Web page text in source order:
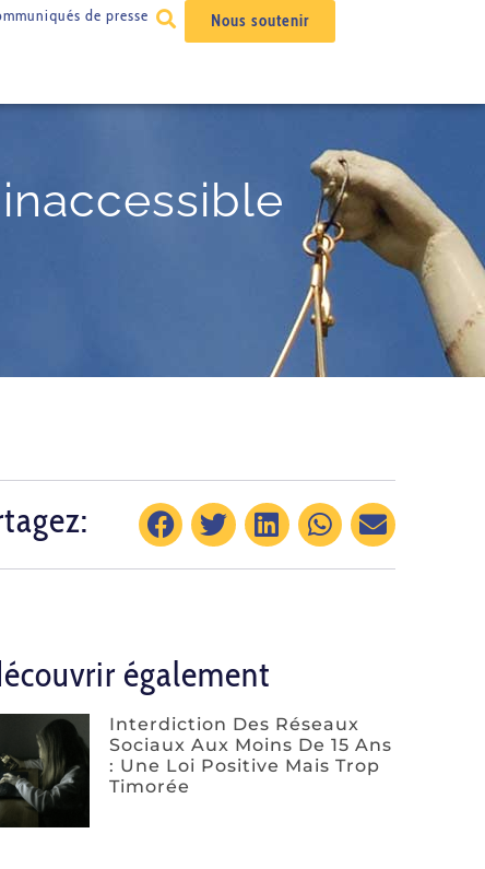
de presse Nous soutenir
également
Interdiction Des Réseaux
Sociaux Aux Moins De 15 Ans
: Une Loi Positive Mais Trop
Timorée